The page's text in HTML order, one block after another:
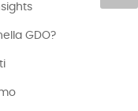
GDO?